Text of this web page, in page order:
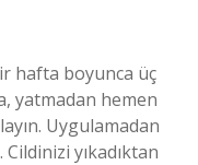
hafta boyunca üç
yatmadan hemen
Uygulamadan
yıkadıktan